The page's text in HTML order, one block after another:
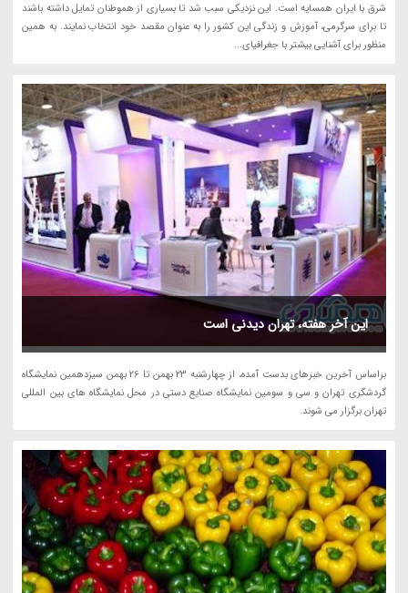
شرق با ایران همسایه است. این نزدیکی سبب شد تا بسیاری از هموطنان تمایل داشته باشند
تا برای سرگرمی، آموزش و زندگی این کشور را به عنوان مقصد خود انتخاب نمایند. به همین
منظور برای آشنایی بیشتر با جغرافیای...
این آخر هفته، تهران دیدنی است
براساس آخرین خبرهای بدست آمده، از چهارشنبه 23 بهمن تا 26 بهمن سیزدهمین نمایشگاه
گردشگری تهران و سی و سومین نمایشگاه صنایع دستی در محل نمایشگاه های بین المللی
تهران برگزار می شوند.